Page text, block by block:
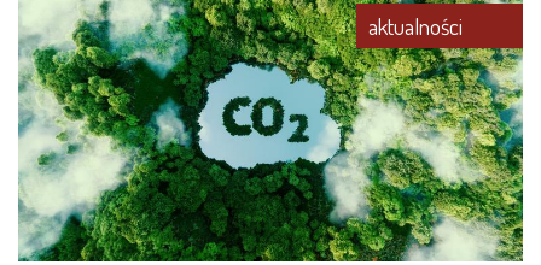
wersji
wakacyjnej
aktualności